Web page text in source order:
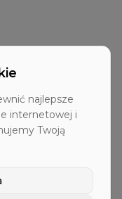
najlepsze
internetowej i
Twoją